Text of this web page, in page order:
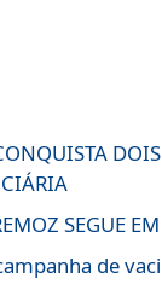
SEGUE
de